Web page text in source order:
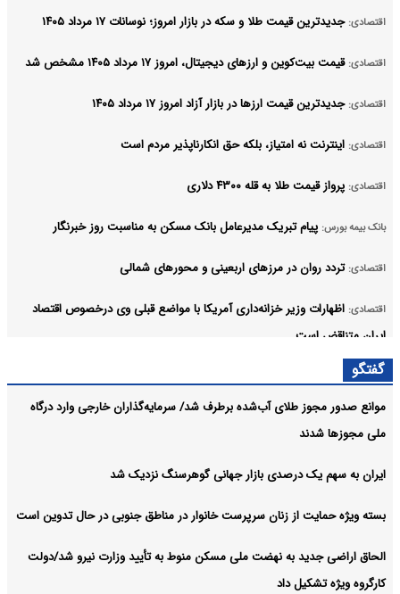
اقتصادی: جدیدترین قیمت طلا و سکه در بازار امروز؛ نوسانات ۱۷ مرداد ۱۴۰۵
اقتصادی: قیمت بیت‌کوین و ارز‌های دیجیتال، امروز ۱۷ مرداد ۱۴۰۵ مشخص شد
اقتصادی: جدیدترین قیمت ارزها در بازار آزاد امروز ۱۷ مرداد ۱۴۰۵
اقتصادی: اینترنت نه امتیاز، بلکه حق انکارناپذیر مردم است
اقتصادی: پرواز قیمت طلا به قله ۴۳۰۰ دلاری
بانک بیمه بورس: پیام تبریک مدیرعامل بانک مسکن به مناسبت روز خبرنگار
اقتصادی: تردد روان در مرزهای اربعینی و محورهای شمالی
اقتصادی: اظهارات وزیر خزانه‌داری آمریکا با مواضع قبلی وی درخصوص اقتصاد
ایران متناقض است
گفتگو
موانع صدور مجوز طلای آب‌شده برطرف شد/ سرمایه‌گذاران خارجی وارد درگاه
ملی مجوزها شدند
ایران به سهم یک‌ درصدی بازار جهانی گوهرسنگ نزدیک شد
بسته ویژه حمایت از زنان سرپرست خانوار در مناطق جنوبی در حال تدوین است
الحاق اراضی جدید به نهضت ملی مسکن منوط به تأیید وزارت نیرو شد/دولت
کارگروه ویژه تشکیل داد